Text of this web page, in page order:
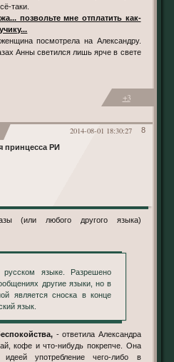
таки.
позвольте мне отплатить как-
посмотрела на Александру.
Анны светился лишь ярче в свете
+3
8
2014-08-01 18:30:27
принцесса РИ
другие языки, но в
является сноска в конце
язык.
- ответила Александра
кофе и что-нибудь покрепче. Она
употребление чего-либо в